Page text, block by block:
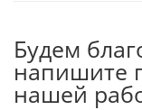
Будем
напишите
нашей